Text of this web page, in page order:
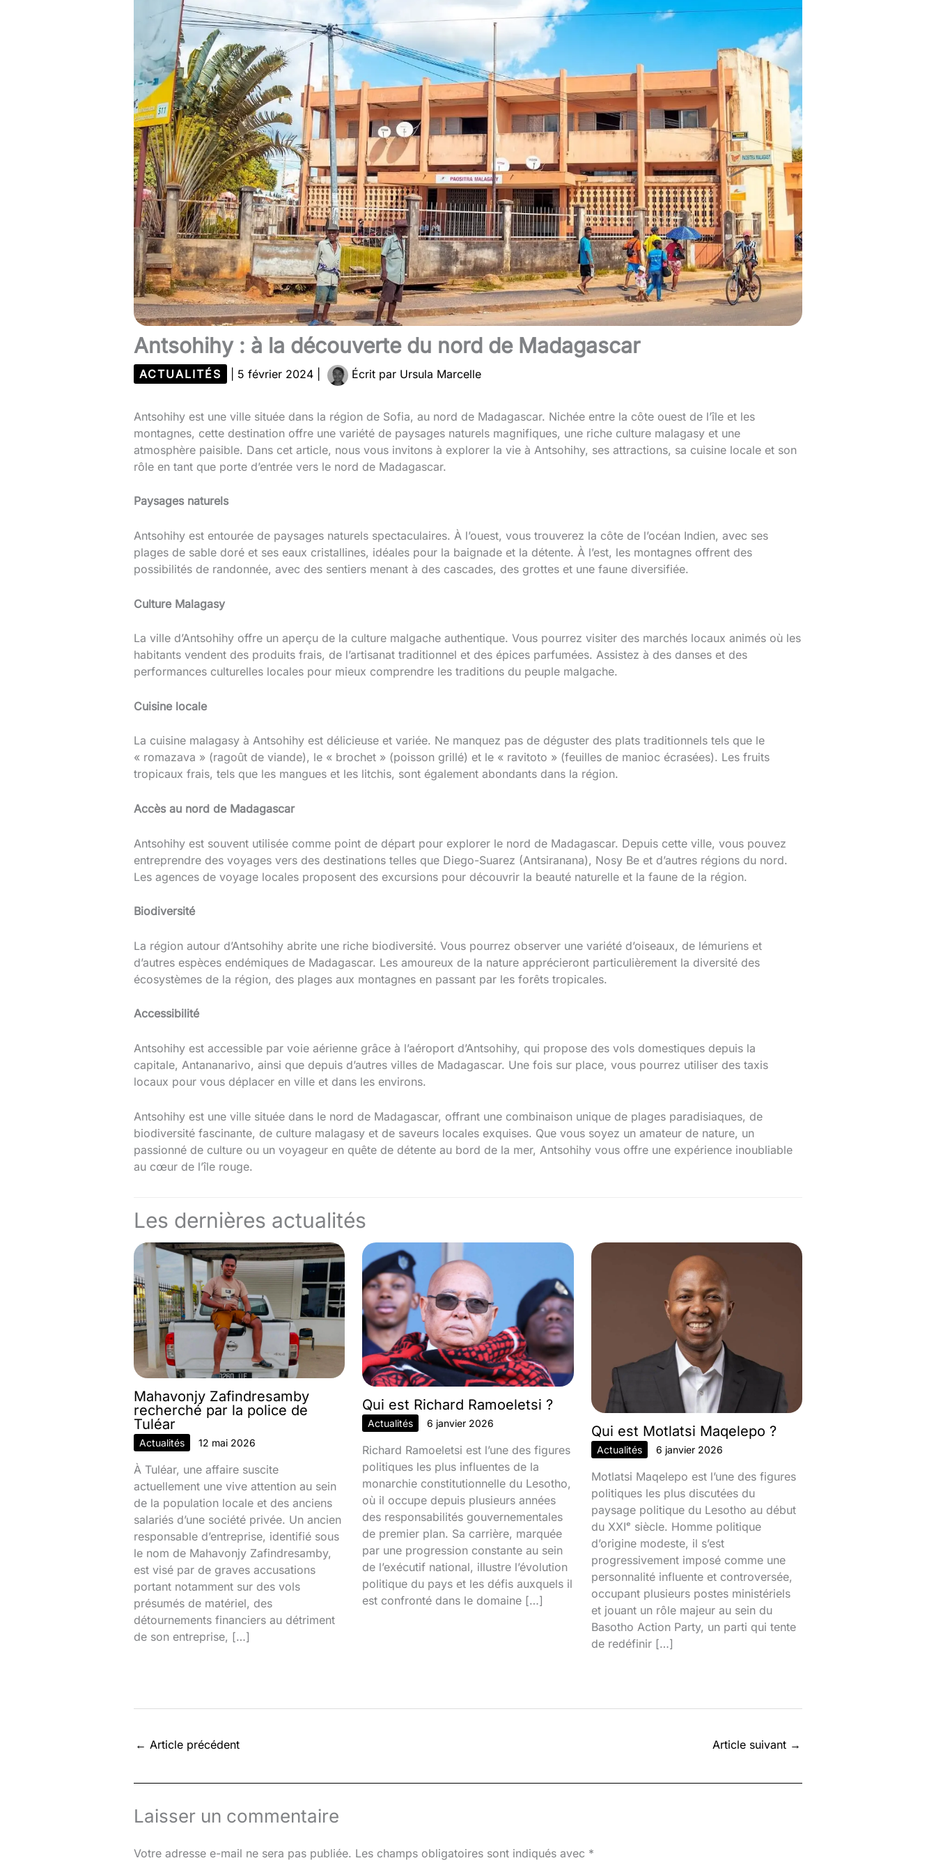
Antsohihy : à la découverte du nord de Madagascar
ACTUALITÉS 5 février 2024 Écrit par Ursula Marcelle
Antsohihy est une ville située dans la région de Sofia, au nord de Madagascar. Nichée entre la côte ouest de l’île et les
montagnes, cette destination offre une variété de paysages naturels magnifiques, une riche culture malagasy et une
atmosphère paisible. Dans cet article, nous vous invitons à explorer la vie à Antsohihy, ses attractions, sa cuisine locale et son
rôle en tant que porte d’entrée vers le nord de Madagascar.
Paysages naturels
Antsohihy est entourée de paysages naturels spectaculaires. À l’ouest, vous trouverez la côte de l’océan Indien, avec ses
plages de sable doré et ses eaux cristallines, idéales pour la baignade et la détente. À l’est, les montagnes offrent des
possibilités de randonnée, avec des sentiers menant à des cascades, des grottes et une faune diversifiée.
Culture Malagasy
La ville d’Antsohihy offre un aperçu de la culture malgache authentique. Vous pourrez visiter des marchés locaux animés où les
habitants vendent des produits frais, de l’artisanat traditionnel et des épices parfumées. Assistez à des danses et des
performances culturelles locales pour mieux comprendre les traditions du peuple malgache.
Cuisine locale
La cuisine malagasy à Antsohihy est délicieuse et variée. Ne manquez pas de déguster des plats traditionnels tels que le
« romazava » (ragoût de viande), le « brochet » (poisson grillé) et le « ravitoto » (feuilles de manioc écrasées). Les fruits
tropicaux frais, tels que les mangues et les litchis, sont également abondants dans la région.
Accès au nord de Madagascar
Antsohihy est souvent utilisée comme point de départ pour explorer le nord de Madagascar. Depuis cette ville, vous pouvez
entreprendre des voyages vers des destinations telles que Diego-Suarez (Antsiranana), Nosy Be et d’autres régions du nord.
Les agences de voyage locales proposent des excursions pour découvrir la beauté naturelle et la faune de la région.
Biodiversité
La région autour d’Antsohihy abrite une riche biodiversité. Vous pourrez observer une variété d’oiseaux, de lémuriens et
d’autres espèces endémiques de Madagascar. Les amoureux de la nature apprécieront particulièrement la diversité des
écosystèmes de la région, des plages aux montagnes en passant par les forêts tropicales.
Accessibilité
Antsohihy est accessible par voie aérienne grâce à l’aéroport d’Antsohihy, qui propose des vols domestiques depuis la
capitale, Antananarivo, ainsi que depuis d’autres villes de Madagascar. Une fois sur place, vous pourrez utiliser des taxis
locaux pour vous déplacer en ville et dans les environs.
Antsohihy est une ville située dans le nord de Madagascar, offrant une combinaison unique de plages paradisiaques, de
biodiversité fascinante, de culture malagasy et de saveurs locales exquises. Que vous soyez un amateur de nature, un
passionné de culture ou un voyageur en quête de détente au bord de la mer, Antsohihy vous offre une expérience inoubliable
au cœur de l’île rouge.
Les dernières actualités
Mahavonjy Zafindresamby
recherché par la police de
Tuléar
Actualités 12 mai 2026
À Tuléar, une affaire suscite
actuellement une vive attention au sein
de la population locale et des anciens
salariés d’une société privée. Un ancien
responsable d’entreprise, identifié sous
le nom de Mahavonjy Zafindresamby,
est visé par de graves accusations
portant notamment sur des vols
présumés de matériel, des
détournements financiers au détriment
de son entreprise, […]
Qui est Richard Ramoeletsi ?
Actualités 6 janvier 2026
Richard Ramoeletsi est l’une des figures
politiques les plus influentes de la
monarchie constitutionnelle du Lesotho,
où il occupe depuis plusieurs années
des responsabilités gouvernementales
de premier plan. Sa carrière, marquée
par une progression constante au sein
de l’exécutif national, illustre l’évolution
politique du pays et les défis auxquels il
est confronté dans le domaine […]
Qui est Motlatsi Maqelepo ?
Actualités 6 janvier 2026
Motlatsi Maqelepo est l’une des figures
politiques les plus discutées du
paysage politique du Lesotho au début
du XXIᵉ siècle. Homme politique
d’origine modeste, il s’est
progressivement imposé comme une
personnalité influente et controversée,
occupant plusieurs postes ministériels
et jouant un rôle majeur au sein du
Basotho Action Party, un parti qui tente
de redéfinir […]
← Article précédent Article suivant →
Laisser un commentaire
Votre adresse e-mail ne sera pas publiée. Les champs obligatoires sont indiqués avec *